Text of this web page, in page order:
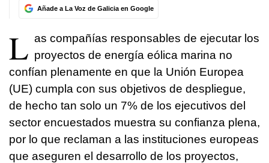
Añade a La Voz de Galicia en Google
L as compañías responsables de ejecutar los
proyectos de energía eólica marina no
confían plenamente en que la Unión Europea
(UE) cumpla con sus objetivos de despliegue,
de hecho tan solo un 7% de los ejecutivos del
sector encuestados muestra su confianza plena,
por lo que reclaman a las instituciones europeas
que aseguren el desarrollo de los proyectos,